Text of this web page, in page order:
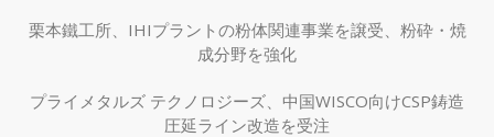
栗本鐵工所、IHIプラントの粉体関連事業を譲受、粉砕・焼
成分野を強化
プライメタルズ テクノロジーズ、中国WISCO向けCSP鋳造
圧延ライン改造を受注